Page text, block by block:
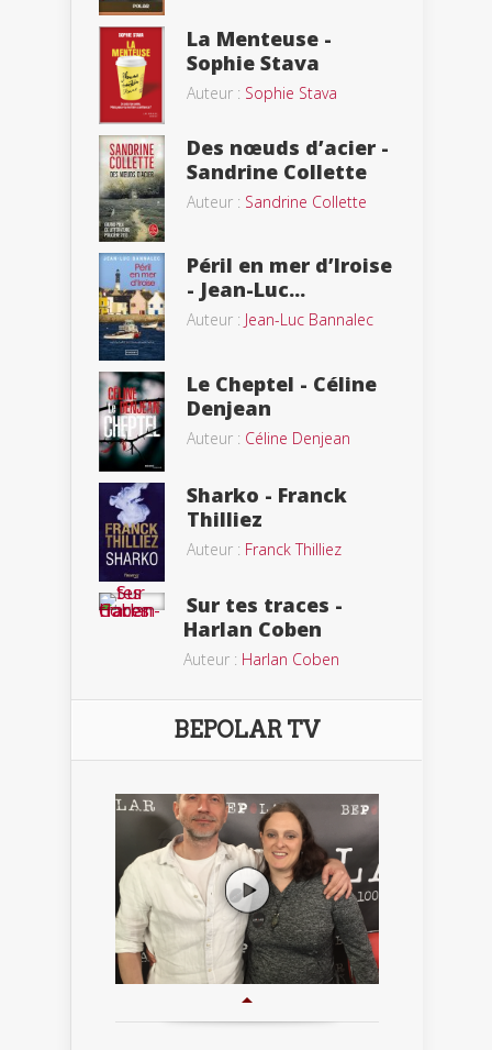
La Menteuse -
Sophie Stava
Auteur : Sophie Stava
Des nœuds d’acier -
Sandrine Collette
Auteur : Sandrine Collette
Péril en mer d’Iroise
- Jean-Luc...
Auteur : Jean-Luc Bannalec
Le Cheptel - Céline
Denjean
Auteur : Céline Denjean
Sharko - Franck
Thilliez
Auteur : Franck Thilliez
Sur tes traces -
Harlan Coben
Auteur : Harlan Coben
BEPOLAR TV